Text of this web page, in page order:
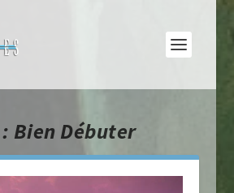
Bien Débuter